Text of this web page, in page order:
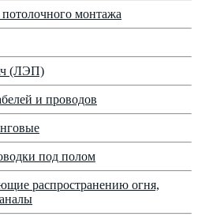
монтажа
(ЛЭП)
и проводов
под полом
распространению огня,